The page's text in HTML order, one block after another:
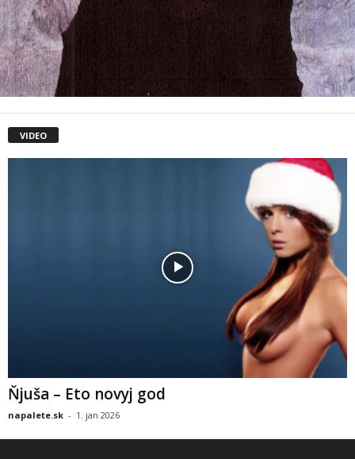
VIDEO
Ňjuša – Eto novyj god
napalete.sk - 1. jan 2026